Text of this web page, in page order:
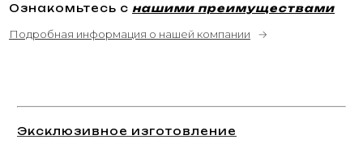
Ознакомьтесь с нашими преимуществами
Подробная информация о нашей компании →
Эксклюзивное изготовление